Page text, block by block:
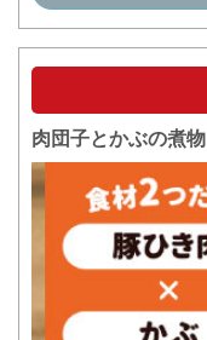
肉団子とかぶの煮物